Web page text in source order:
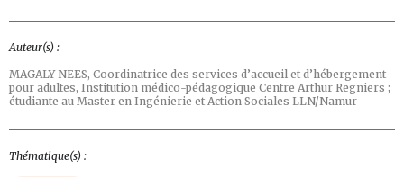
Auteur(s) :
MAGALY NEES, Coordinatrice des services d’accueil et d’hébergement
pour adultes, Institution médico-pédagogique Centre Arthur Regniers ;
étudiante au Master en Ingénierie et Action Sociales LLN/Namur
Thématique(s) :